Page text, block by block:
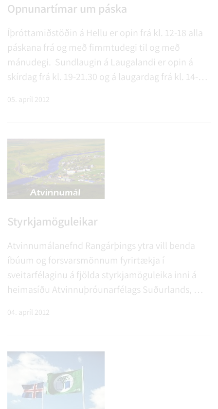
Opnunartímar um páska
Íþróttamiðstöðin á Hellu er opin frá kl. 12-18 alla
páskana frá og með fimmtudegi til og með
mánudegi. Sundlaugin á Laugalandi er opin á
skírdag frá kl. 19-21.30 og á laugardag frá kl. 14-17,
05. apríl 2012
Styrkjamöguleikar
Atvinnumálanefnd Rangárþings ytra vill benda
íbúum og forsvarsmönnum fyrirtækja í
sveitarfélaginu á fjölda styrkjamöguleika inni á
heimasíðu Atvinnuþróunarfélags Suðurlands,
04. apríl 2012